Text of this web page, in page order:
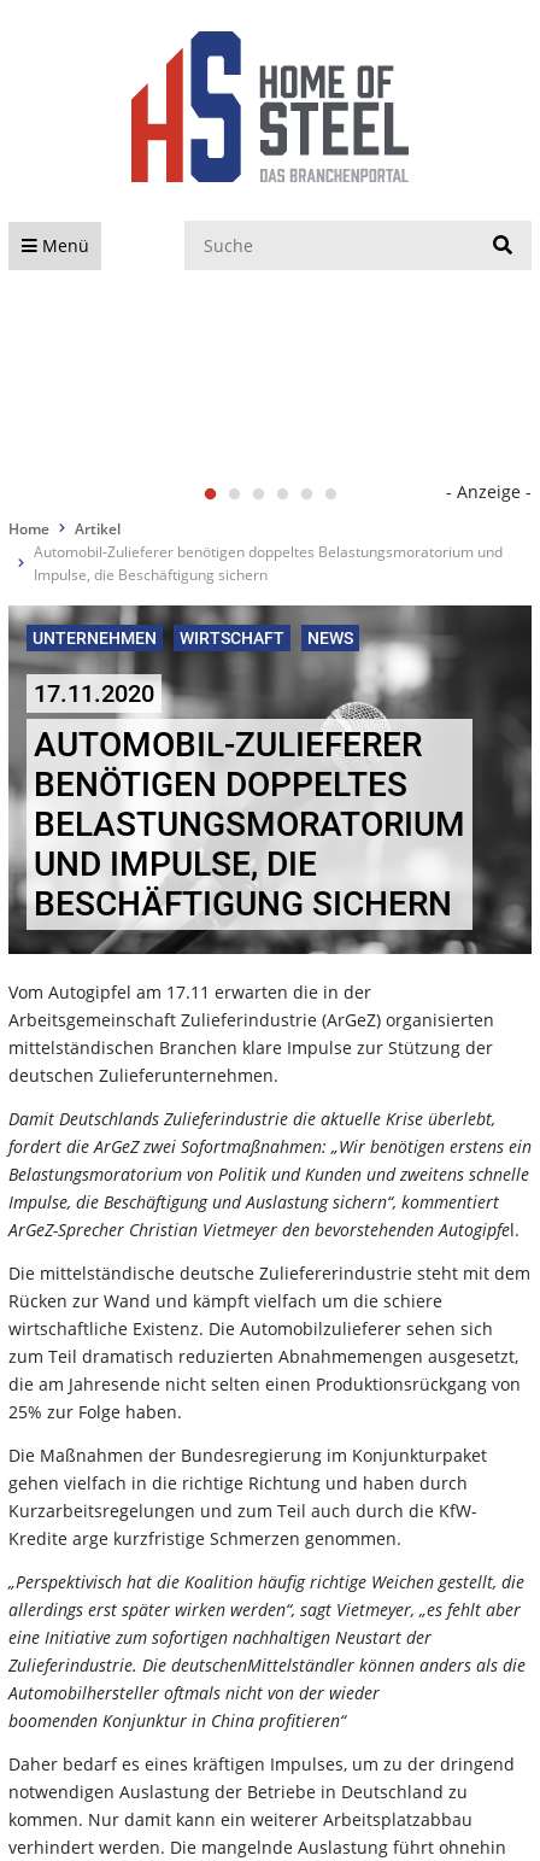
Menü
- Anzeige -
Home
Artikel
Automobil-Zulieferer benötigen doppeltes Belastungsmoratorium und
Impulse, die Beschäftigung sichern
UNTERNEHMEN WIRTSCHAFT NEWS
17.11.2020
AUTOMOBIL-ZULIEFERER
BENÖTIGEN DOPPELTES
BELASTUNGSMORATORIUM
UND IMPULSE, DIE
BESCHÄFTIGUNG SICHERN
Vom Autogipfel am 17.11 erwarten die in der
Arbeitsgemeinschaft Zulieferindustrie (ArGeZ) organisierten
mittelständischen Branchen klare Impulse zur Stützung der
deutschen Zulieferunternehmen.
Damit Deutschlands Zulieferindustrie die aktuelle Krise überlebt,
fordert die ArGeZ zwei Sofortmaßnahmen: „Wir benötigen erstens ein
Belastungsmoratorium von Politik und Kunden und zweitens schnelle
Impulse, die Beschäftigung und Auslastung sichern“, kommentiert
ArGeZ-Sprecher Christian Vietmeyer den bevorstehenden Autogipfel.
Die mittelständische deutsche Zuliefererindustrie steht mit dem
Rücken zur Wand und kämpft vielfach um die schiere
wirtschaftliche Existenz. Die Automobilzulieferer sehen sich
zum Teil dramatisch reduzierten Abnahmemengen ausgesetzt,
die am Jahresende nicht selten einen Produktionsrückgang von
25% zur Folge haben.
Die Maßnahmen der Bundesregierung im Konjunkturpaket
gehen vielfach in die richtige Richtung und haben durch
Kurzarbeitsregelungen und zum Teil auch durch die KfW-
Kredite arge kurzfristige Schmerzen genommen.
„Perspektivisch hat die Koalition häufig richtige Weichen gestellt, die
allerdings erst später wirken werden“, sagt Vietmeyer, „es fehlt aber
eine Initiative zum sofortigen nachhaltigen Neustart der
Zulieferindustrie. Die deutschenMittelständler können anders als die
Automobilhersteller oftmals nicht von der wieder
boomenden Konjunktur in China profitieren“
Daher bedarf es eines kräftigen Impulses, um zu der dringend
notwendigen Auslastung der Betriebe in Deutschland zu
kommen. Nur damit kann ein weiterer Arbeitsplatzabbau
verhindert werden. Die mangelnde Auslastung führt ohnehin